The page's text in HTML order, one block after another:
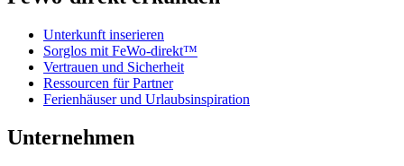
Unterkunft inserieren
Sorglos mit FeWo-direkt™
Vertrauen und Sicherheit
Ressourcen für Partner
Ferienhäuser und Urlaubsinspiration
Unternehmen